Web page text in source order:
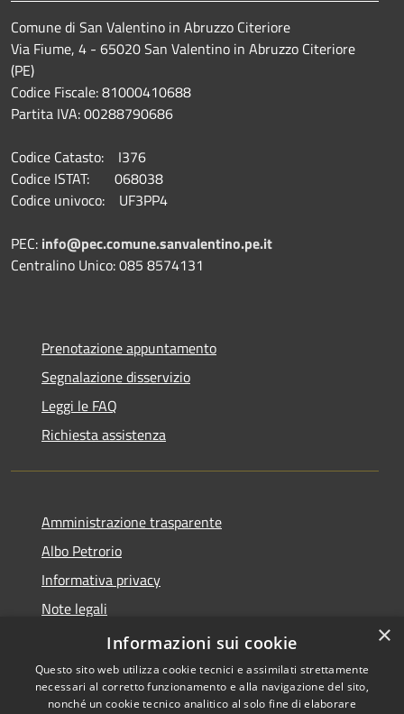
Comune di San Valentino in Abruzzo Citeriore
Via Fiume, 4 - 65020 San Valentino in Abruzzo Citeriore
(PE)
Codice Fiscale: 81000410688
Partita IVA: 00288790686
Codice Catasto: I376
Codice ISTAT: 068038
Codice univoco: UF3PP4
PEC: info@pec.comune.sanvalentino.pe.it
Centralino Unico: 085 8574131
Prenotazione appuntamento
Segnalazione disservizio
Leggi le FAQ
Richiesta assistenza
Amministrazione trasparente
Albo Petrorio
Informativa privacy
Note legali
Dichiarazione di accessibilità
×
Informazioni sui cookie
Questo sito web utilizza cookie tecnici e assimilati strettamente
necessari al corretto funzionamento e alla navigazione del sito,
nonché un cookie tecnico analitico al solo fine di elaborare